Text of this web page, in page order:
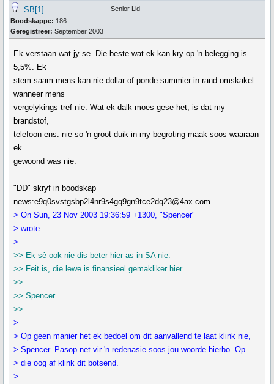
SB[1]
Boodskappe: 186
Geregistreer: September 2003
Senior Lid
Ek verstaan wat jy se. Die beste wat ek kan kry op 'n belegging is
5,5%. Ek
stem saam mens kan nie dollar of ponde summier in rand omskakel
wanneer mens
vergelykings tref nie. Wat ek dalk moes gese het, is dat my
brandstof,
telefoon ens. nie so 'n groot duik in my begroting maak soos waaraan
ek
gewoond was nie.
"DD" skryf in boodskap
news:e9q0svstgsbp2l4nr9s4gq9gn9tce2dq23@4ax.com...
> On Sun, 23 Nov 2003 19:36:59 +1300, "Spencer"
> wrote:
>
>> Ek sê ook nie dis beter hier as in SA nie.
>> Feit is, die lewe is finansieel gemakliker hier.
>>
>> Spencer
>>
>
> Op geen manier het ek bedoel om dit aanvallend te laat klink nie,
> Spencer. Pasop net vir 'n redenasie soos jou woorde hierbo. Op
> die oog af klink dit botsend.
>